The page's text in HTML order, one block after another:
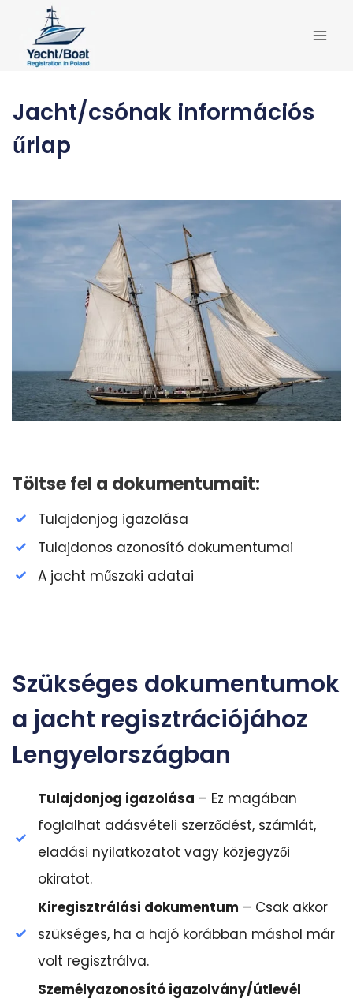
content
Jacht/csónak információs
űrlap
Töltse fel a dokumentumait:
Tulajdonjog igazolása
Tulajdonos azonosító dokumentumai
A jacht műszaki adatai
Szükséges dokumentumok
a jacht regisztrációjához
Lengyelországban
Tulajdonjog igazolása – Ez magában
foglalhat adásvételi szerződést, számlát,
eladási nyilatkozatot vagy közjegyzői
okiratot.
Kiregisztrálási dokumentum – Csak akkor
szükséges, ha a hajó korábban máshol már
volt regisztrálva.
Személyazonosító igazolvány/útlevél